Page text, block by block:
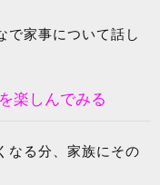
で家事について話し
楽しんでみる
なる分、家族にその